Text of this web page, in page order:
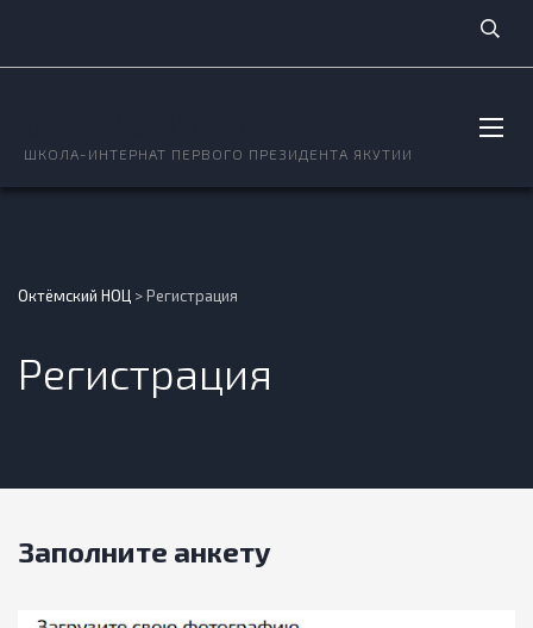
ШКОЛА-ИНТЕРНАТ ПЕРВОГО ПРЕЗИДЕНТА ЯКУТИИ
Октёмский НОЦ >Регистрация
Регистрация
Заполните анкету